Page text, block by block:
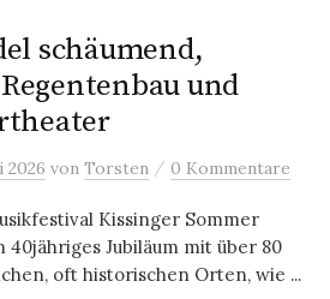
schäumend,
und
2026 von Torsten / 0 Kommentare
Kissinger Sommer
40jähriges Jubiläum mit über 80
oft historischen Orten, wie ...